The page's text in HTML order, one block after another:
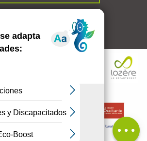
Descripción
Comentarios
Enlaces